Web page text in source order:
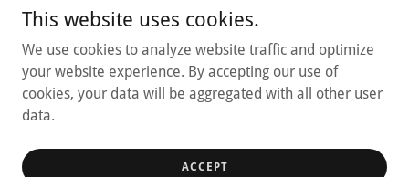
Privacy Policy
This website uses cookies.
We use cookies to analyze website traffic and optimize
your website experience. By accepting our use of
cookies, your data will be aggregated with all other user
data.
ACCEPT